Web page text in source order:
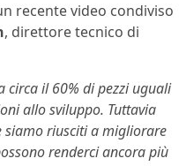
recente video condiviso
, direttore tecnico di
circa il 60% di pezzi uguali
allo sviluppo. Tuttavia
siamo riusciti a migliorare
renderci ancora più